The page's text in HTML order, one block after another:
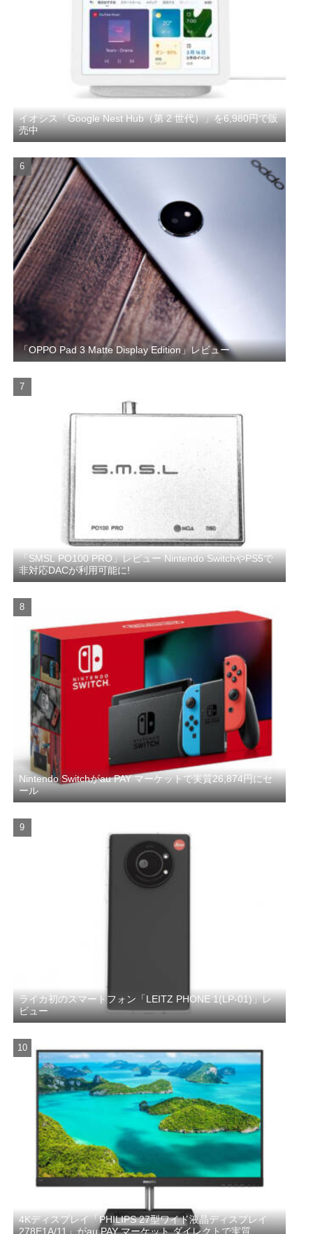
イオシス「Google Nest Hub（第 2 世代）」を6,980円で販
売中
「OPPO Pad 3 Matte Display Edition」レビュー
「SMSL PO100 PRO」レビュー Nintendo SwitchやPS5で
非対応DACが利用可能に!
Nintendo Switchがau PAY マーケットで実質26,874円にセ
ール
ライカ初のスマートフォン「LEITZ PHONE 1(LP-01)」レ
ビュー
4Kディスプレイ「PHILIPS 27型ワイド液晶ディスプレイ
278E1A/11」がau PAY マーケット ダイレクトで実質